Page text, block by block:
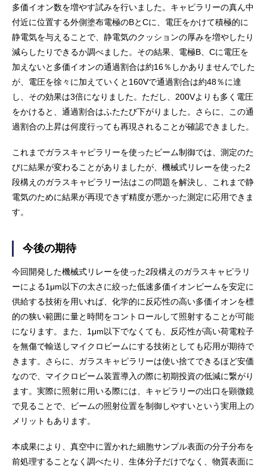
多価イオン数を増やす試みを行いました。キャピラリーの真ん中
付近に位置する外側塗布電極のBとCに、電圧をかけて積極的に
静電気を与えることで、静電気のクッションの厚みを増やしたり
減らしたりできるか調べました。その結果、電極B、Cに電圧を
加えないと多価イオンの通過割合は約16％しかありませんでした
が、電圧を徐々に加えていくと160Vで通過割合は約48％に達
し、その効果は3倍になりました。ただし、200Vよりも多く電圧
をかけると、通過割合はふたたび下がりました。さらに、この通
過割合の上昇は何度行っても再現されることが確認できました。
これまでガラスキャピラリーを使ったビーム制御では、測定のた
びに結果が変わることがありましたが、機械式リレーを使った2
段構えのガラスキャピラリー法はこの問題を解決し、これまで静
電気のために結果が再現できず精度が悪かった測定に応用できま
す。
今後の期待
今回開発した機械式リレーを使った2段構えのガラスキャピラリ
ーによる1μm以下の太さに絞った低速多価イオンビームを安定に
供給する技術を用いれば、化学的に反応性の高い多価イオンを標
的の狭い範囲に量と時間をコントロールして照射することが可能
になります。また、1μm以下でなくても、反応性が高い荷電粒子
を無傷で輸送しマイクロビームにする技術としても応用が期待で
きます。さらに、ガラスキャピラリーは使い捨てできるほど安価
なので、マイクロビーム装置導入の際に初期投資の低減に繋がり
ます。実際に照射に用いる際には、キャピラリーの出口を顕微鏡
で見ることで、ビームの照射位置を制御しやすいという実用上の
メリットもあります。
本成果により、真空中に置かれた細胞サンプル表面の分子分布を
前処理することなく調べたり、生体分子だけでなく、物質表面に